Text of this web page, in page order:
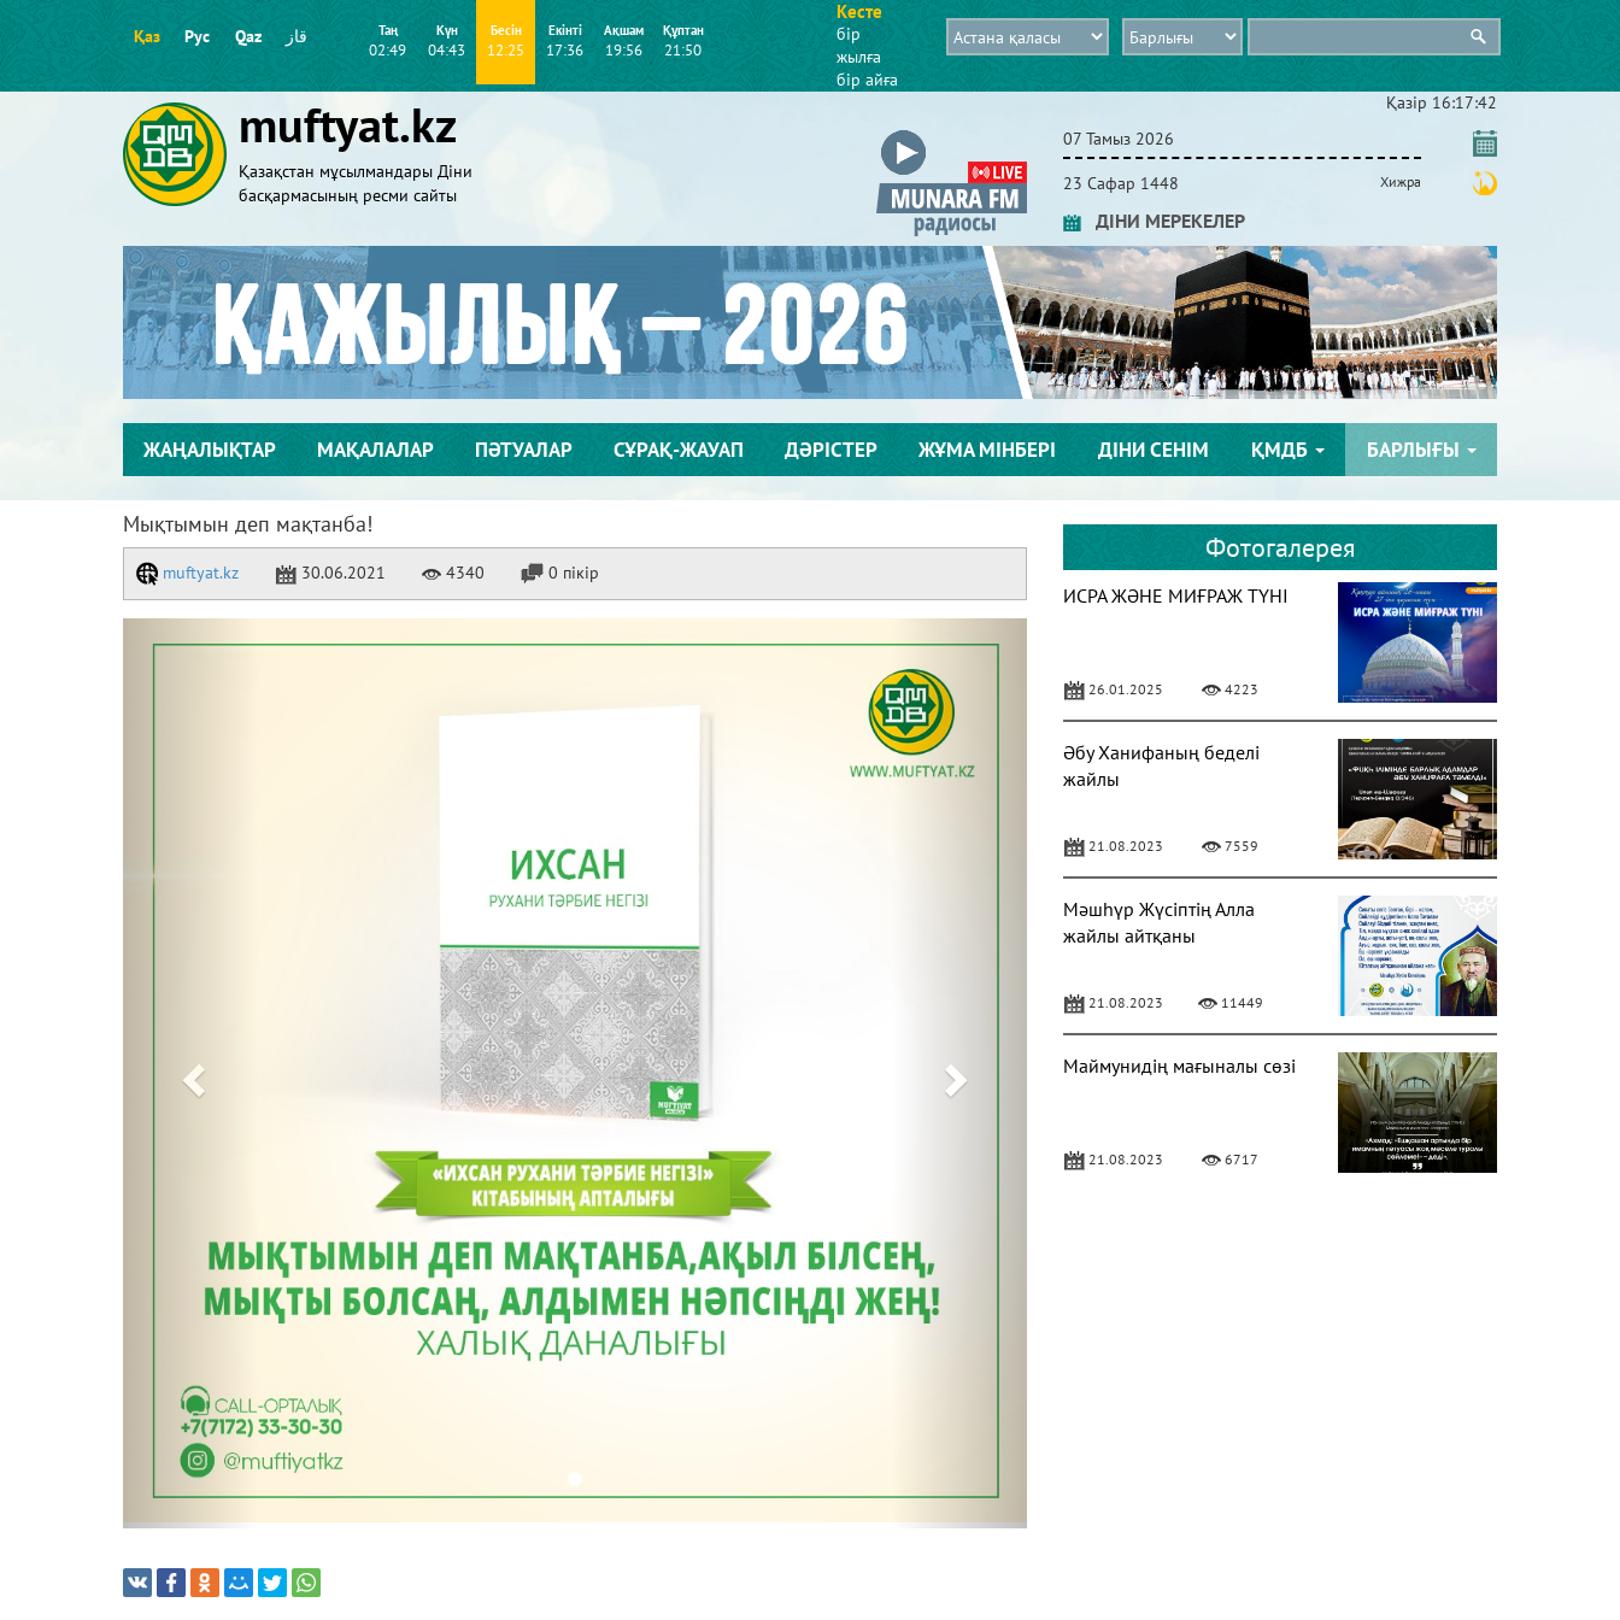
Қаз Рус Qaz قاز Таң
02:49
Күн
04:43
Бесін
12:25
Екінті
17:36
Ақшам
19:56
Құптан
21:50
Кесте
бір
жылға
бір айға
muftyat.kz
Қазақстан мұсылмандары Діни
басқармасының ресми сайты
Қазір 16:17:42
07 Тамыз 2026
23 Сафар 1448 Хижра
ДІНИ МЕРЕКЕЛЕР
ЖАҢАЛЫҚТАР МАҚАЛАЛАР ПӘТУАЛАР СҰРАҚ-ЖАУАП ДӘРІСТЕР ЖҰМА МІНБЕРІ ДІНИ СЕНІМ ҚМДБ БАРЛЫҒЫ
Мықтымын деп мақтанба!
muftyat.kz 30.06.2021 4340 0 пікір
Фотогалерея
ИСРА ЖӘНЕ МИҒРАЖ ТҮНІ
26.01.2025 4223
Әбу Ханифаның беделі
жайлы
21.08.2023 7559
Мәшһүр Жүсіптің Алла
жайлы айтқаны
21.08.2023 11449
Маймунидің мағыналы сөзі
21.08.2023 6717